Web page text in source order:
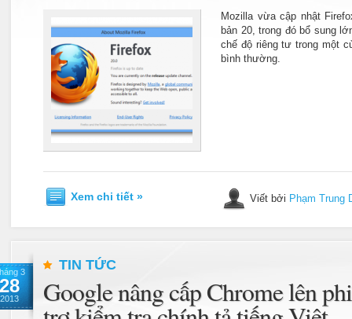
Mozilla vừa cập nhật
bản 20, trong đó bổ sung
chế độ riêng tư trong một
bình thường.
Xem chi tiết » Viết bởi Phạm Trung
3
28
2013
TIN TỨC
Google nâng cấp Chrome lên